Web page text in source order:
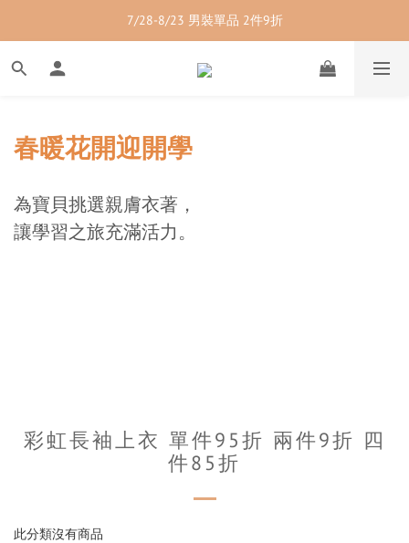
7/28-8/23 紳士內著 2件9折
7/28-8/23 男裝單品 2件9折
7/28-8/23 透氣配件 2件95折  3件88折
春暖花開迎開學
為寶貝挑選親膚衣著，
讓學習之旅充滿活力。
彩虹長袖上衣 單件95折 兩件9折 四
件85折
此分類沒有商品